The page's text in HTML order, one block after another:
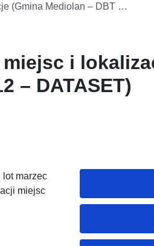
P080101 – Znaczące nazwy miejsc i lokalizacje (Gmina Mediolan – DBT 2012 – DATASET)
miejsc i
– DATASET)
lot marzec
miejsc